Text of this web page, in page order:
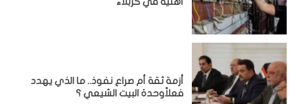
أزمة ثقة أم صراع نفوذ.. ما الذي يهدد
فعلاًوحدة البيت الشيعي ؟